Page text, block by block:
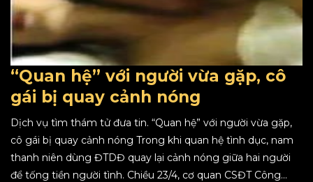
“Quan hệ” với người vừa gặp, cô
gái bị quay cảnh nóng
Dịch vụ tìm thám tử đưa tin. “Quan hệ” với người vừa gặp,
cô gái bị quay cảnh nóng Trong khi quan hệ tình dục, nam
thanh niên dùng ĐTDĐ quay lại cảnh nóng giữa hai người
để tống tiền người tình. Chiều 23/4, cơ quan CSĐT Công...